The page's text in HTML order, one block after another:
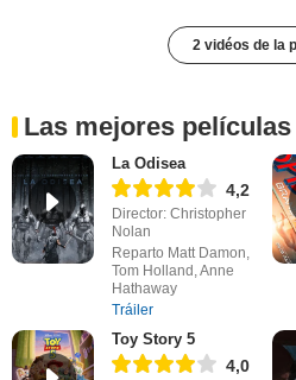
2 vidéos de la
Las mejores
La Odisea
4,2
Director: Christopher
Nolan
Reparto Matt Damon,
Tom Holland, Anne
Hathaway
Tráiler
Toy Story 5
4,0